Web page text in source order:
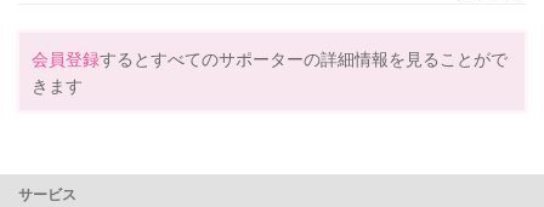
会員登録するとすべてのサポーターの詳細情報を見ることがで
きます
サービス